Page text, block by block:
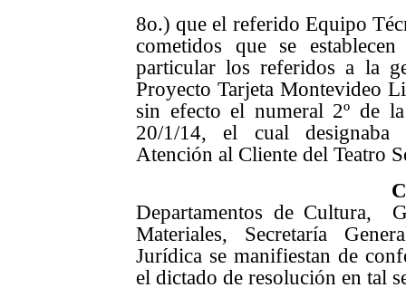
8o.) que el referido Equipo
cometidos que se
particular los referidos a la
Proyecto Tarjeta Montevideo
sin efecto el numeral 2º de
20/1/14, el cual designaba
Atención al Cliente del Teatro
Departamentos de Cultura,
Materiales, Secretaría
Jurídica se manifiestan de
el dictado de resolución en tal